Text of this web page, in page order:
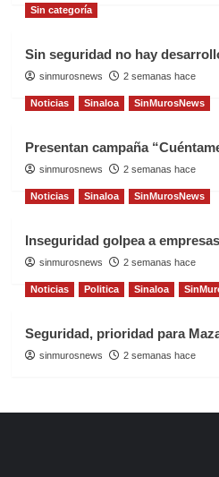
Sin categoría
Sin seguridad no hay
sinmurosnews 2 semanas hace
Noticias Sinaloa SinMurosNews
Presentan campaña
sinmurosnews 2 semanas hace
Noticias Sinaloa SinMurosNews
Inseguridad golpea a
sinmurosnews 2 semanas hace
Noticias Politica Sinaloa
Seguridad, prioridad para
sinmurosnews 2 semanas hace